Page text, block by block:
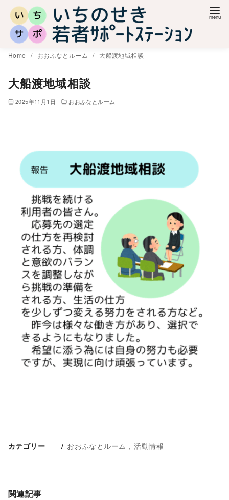
Home おおふなとルーム 大船渡地域相談
大船渡地域相談
2025年11月1日 おおふなとルーム
カテゴリー おおふなとルーム 活動情報
関連記事